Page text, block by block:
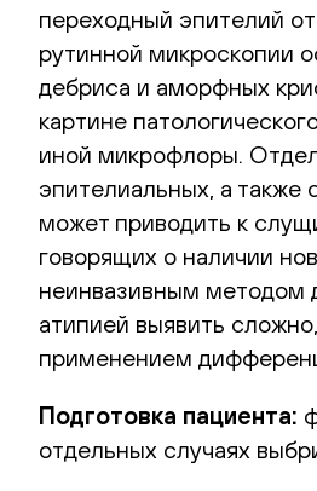
переходный эпителий
рутинной микроскопии
дебриса и аморфных
картине
иной микрофлоры.
эпителиальных, а также
может приводить к
говорящих о наличии
неинвазивным методом
атипией выявить
применением
Подготовка пациента:
отдельных случаях